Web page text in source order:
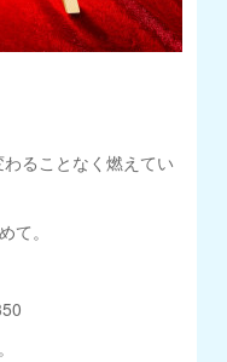
ることなく燃えてい
て。